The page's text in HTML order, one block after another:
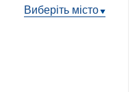
Виберіть місто